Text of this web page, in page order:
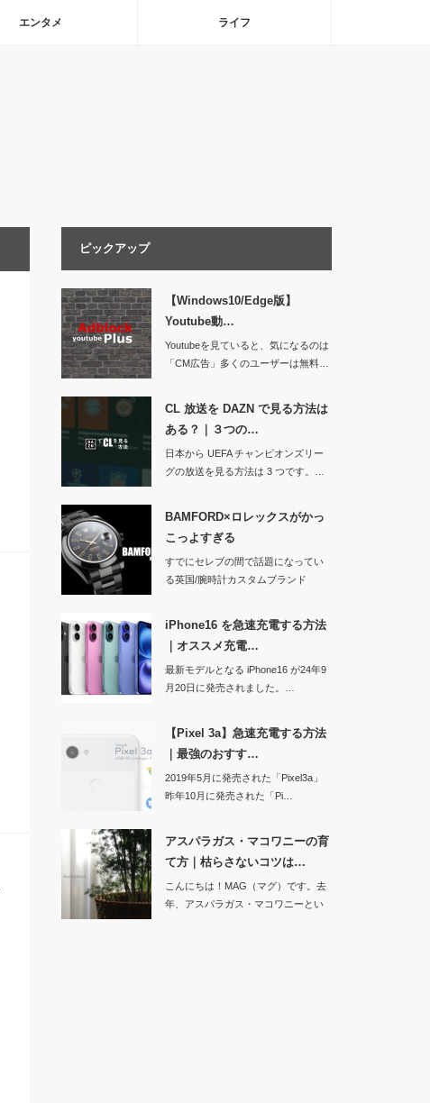
エンタメ ライフ
ピックアップ
【Windows10/Edge版】
Youtube動…
Youtubeを見ていると、気になるのは
「CM広告」多くのユーザーは無料…
CL 放送を DAZN で見る方法は
ある？｜３つの…
日本から UEFA チャンピオンズリー
グの放送を見る方法は 3 つです。…
BAMFORD×ロレックスがかっ
こっよすぎる
すでにセレブの間で話題になってい
る英国/腕時計カスタムブランド
iPhone16 を急速充電する方法
｜オススメ充電…
最新モデルとなる iPhone16 が24年9
月20日に発売されました。…
【Pixel 3a】急速充電する方法
｜最強のおすす…
2019年5月に発売された「Pixel3a」
昨年10月に発売された「Pi…
アスパラガス・マコワニーの育
て方｜枯らさないコツは…
こんにちは！MAG（マグ）です。去
年、アスパラガス・マコワニーとい